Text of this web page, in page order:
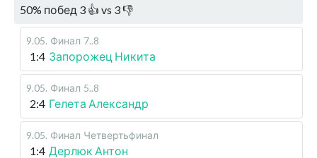
50% побед 3 👍 vs 3👎
9.05. Финал 7..8
1:4 Запорожец Никита
9.05. Финал 5..8
2:4 Гелета Александр
9.05. Финал Четвертьфинал
1:4 Дерлюк Антон